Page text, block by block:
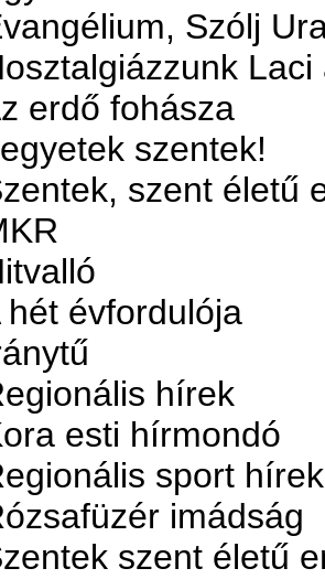
Szólj
Laci
erdő fohásza
szentek!
szent életű
hét évfordulója
hírek
esti hírmondó
sport hírek
imádság
szent életű